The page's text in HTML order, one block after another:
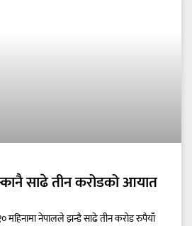
साढे तीन करोडको आयात
महिनामा नेपालले झन्डै साढे तीन करोड रुपैयाँ